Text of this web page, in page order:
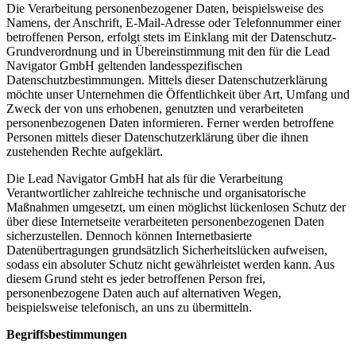
Die Verarbeitung personenbezogener Daten, beispielsweise des
Namens, der Anschrift, E-Mail-Adresse oder Telefonnummer einer
betroffenen Person, erfolgt stets im Einklang mit der Datenschutz-
Grundverordnung und in Übereinstimmung mit den für die Lead
Navigator GmbH geltenden landesspezifischen
Datenschutzbestimmungen. Mittels dieser Datenschutzerklärung
möchte unser Unternehmen die Öffentlichkeit über Art, Umfang und
Zweck der von uns erhobenen, genutzten und verarbeiteten
personenbezogenen Daten informieren. Ferner werden betroffene
Personen mittels dieser Datenschutzerklärung über die ihnen
zustehenden Rechte aufgeklärt.
Die Lead Navigator GmbH hat als für die Verarbeitung
Verantwortlicher zahlreiche technische und organisatorische
Maßnahmen umgesetzt, um einen möglichst lückenlosen Schutz der
über diese Internetseite verarbeiteten personenbezogenen Daten
sicherzustellen. Dennoch können Internetbasierte
Datenübertragungen grundsätzlich Sicherheitslücken aufweisen,
sodass ein absoluter Schutz nicht gewährleistet werden kann. Aus
diesem Grund steht es jeder betroffenen Person frei,
personenbezogene Daten auch auf alternativen Wegen,
beispielsweise telefonisch, an uns zu übermitteln.
Begriffsbestimmungen